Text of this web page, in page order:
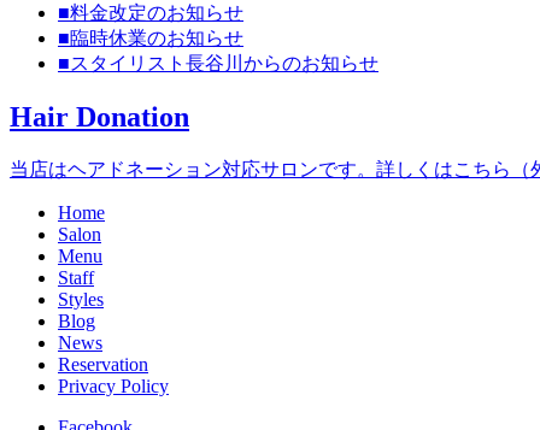
■料金改定のお知らせ
■臨時休業のお知らせ
■スタイリスト長谷川からのお知らせ
Hair Donation
当店はヘアドネーション対応サロンです。詳しくはこちら
Home
Salon
Menu
Staff
Styles
Blog
News
Reservation
Privacy Policy